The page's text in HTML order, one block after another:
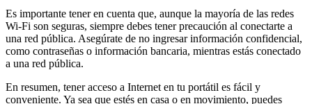
Es importante tener en cuenta que, aunque la mayoría de las redes
Wi-Fi son seguras, siempre debes tener precaución al conectarte a
una red pública. Asegúrate de no ingresar información confidencial,
como contraseñas o información bancaria, mientras estás conectado
a una red pública.
En resumen, tener acceso a Internet en tu portátil es fácil y
conveniente. Ya sea que estés en casa o en movimiento, puedes